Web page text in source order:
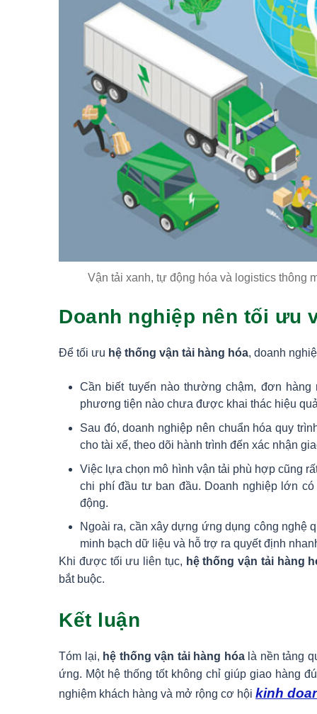
Vận tải xanh, tự động hóa và logistics thông
Doanh nghiệp nên tối ưu
Để tối ưu hệ thống vận tải hàng hóa, doanh
Cần biết tuyến nào thường chậm, đơn
phương tiện nào chưa được khai thác hiệu
Sau đó, doanh nghiệp nên chuẩn hóa quy
cho tài xế, theo dõi hành trình đến xác nhận
Việc lựa chọn mô hình vận tải phù hợp cũng
chi phí đầu tư ban đầu. Doanh nghiệp lớn
động.
Ngoài ra, cần xây dựng ứng dụng công nghệ
minh bạch dữ liệu và hỗ trợ ra quyết định
Khi được tối ưu liên tục, hệ thống vận tải hàng
bắt buộc.
Kết luận
Tóm lại, hệ thống vận tải hàng hóalà nền tảng
ứng. Một hệ thống tốt không chỉ giúp giao hàng
nghiệm khách hàng và mở rộng cơ hội kinh